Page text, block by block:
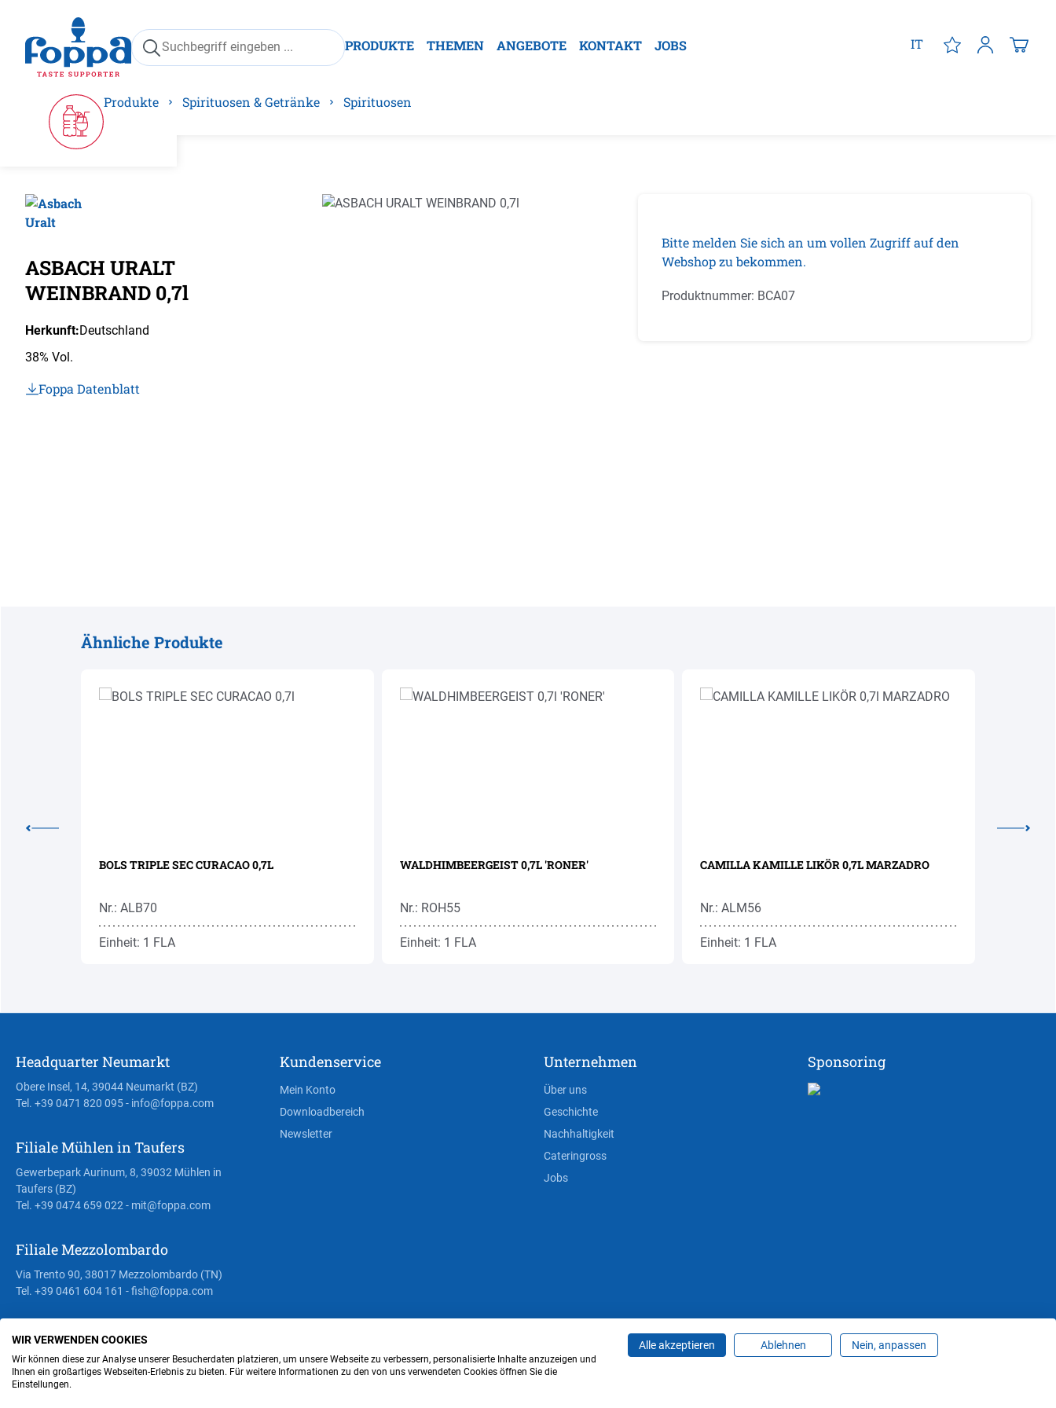
Zur Hauptnavigation springen
PRODUKTE THEMEN ANGEBOTE KONTAKT JOBS IT
Produkte Spirituosen & Getränke Spirituosen
ASBACH URALT
WEINBRAND 0,7l
Herkunft:Deutschland
38% Vol.
Foppa Datenblatt
Bildergalerie überspringen
Bitte melden Sie sich an um vollen Zugriff auf den
Webshop zu bekommen.
Produktnummer: BCA07
Ähnliche Produkte
BOLS TRIPLE SEC CURACAO 0,7L
Nr.: ALB70
Einheit: 1 FLA
WALDHIMBEERGEIST 0,7L 'RONER'
Nr.: ROH55
Einheit: 1 FLA
CAMILLA KAMILLE LIKÖR 0,7L MARZADRO
Nr.: ALM56
Einheit: 1 FLA
Headquarter Neumarkt
Obere Insel, 14, 39044 Neumarkt (BZ)
Tel. +39 0471 820 095- info@foppa.com
Filiale Mühlen in Taufers
Gewerbepark Aurinum, 8, 39032 Mühlen in
Taufers (BZ)
Tel. +39 0474 659 022 - mit@foppa.com
Filiale Mezzolombardo
Via Trento 90, 38017 Mezzolombardo (TN)
Tel. +39 0461 604 161 - fish@foppa.com
Kundenservice
Mein Konto
Downloadbereich
Newsletter
Unternehmen
Über uns
Geschichte
Nachhaltigkeit
Cateringross
Jobs
Sponsoring
Steuer- und MwSt.- Nr. IT00676670219 AGB Privacy Policy Impressum
Cookie-Einstellungen ändern
WIR VERWENDEN COOKIES
Wir können diese zur Analyse unserer Besucherdaten platzieren, um unsere Webseite zu verbessern, personalisierte Inhalte anzuzeigen und
Ihnen ein großartiges Webseiten-Erlebnis zu bieten. Für weitere Informationen zu den von uns verwendeten Cookies öffnen Sie die
Einstellungen.
Alle akzeptieren Ablehnen Nein, anpassen